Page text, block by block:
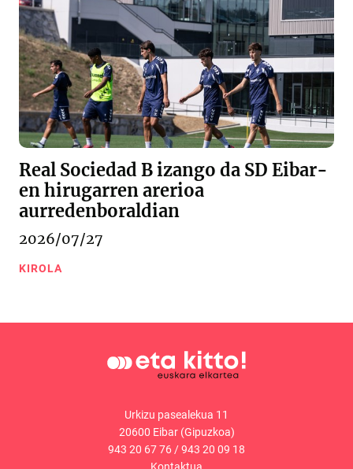
Real Sociedad B izango da SD Eibar-
en hirugarren arerioa
aurredenboraldian
2026/07/27
KIROLA
Urkizu pasealekua 11
20600 Eibar (Gipuzkoa)
943 20 67 76/943 20 09 18